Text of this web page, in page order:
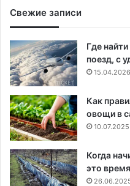
Свежие записи
Где
поезд, с
15.04.2026
Как
овощи в
10.07.2025
Когда
это